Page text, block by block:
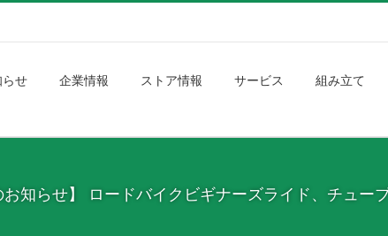
せ 企業情報 ストア情報 サービス 組み立て
お知らせ】 ロードバイクビギナーズライド、チュー